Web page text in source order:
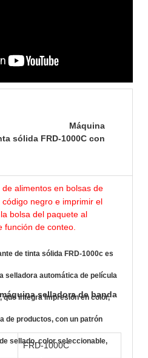
sólida FRD-1000C con
alimentos en bolsas de
negro e imprimir el
bolsa del paquete al
función de conteo.
de tinta sólida FRD-1000c es
selladora automática de película
integra impresión en color,
de productos, con un patrón
sellado, color seleccionable,
selladora de banda
FRD-1000C